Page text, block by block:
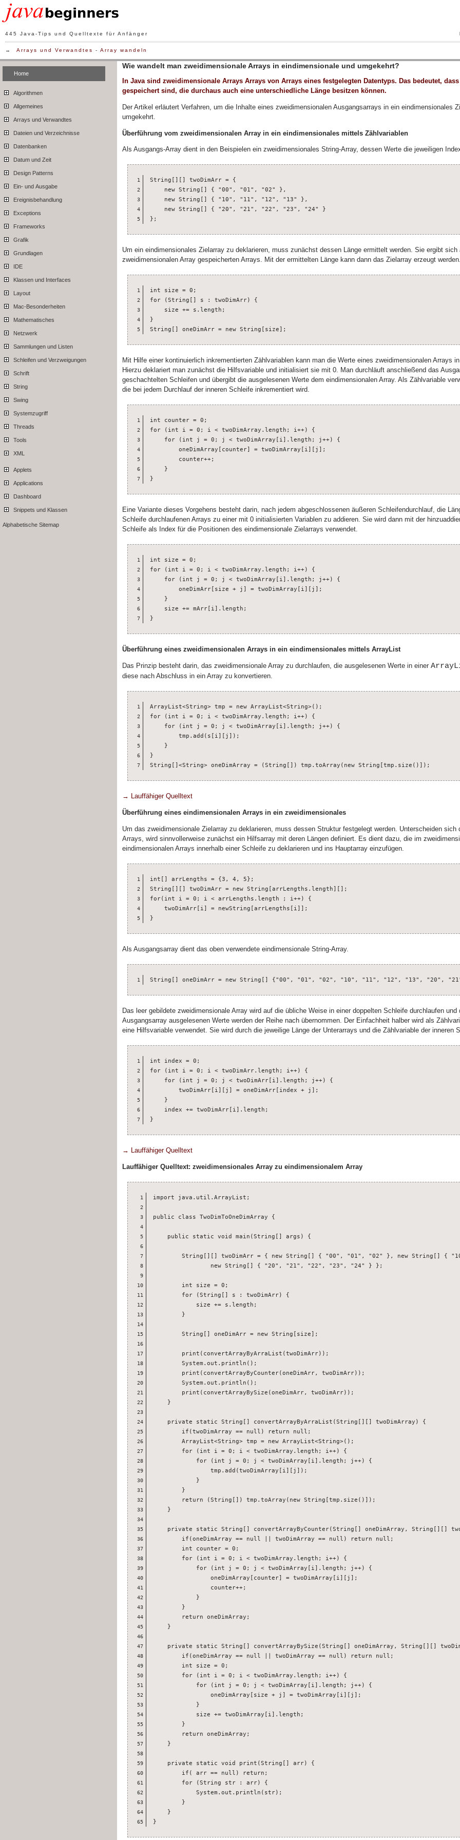
445 Java-Tips und Quelltexte für Anfänger
→ Arrays und Verwandtes - Array wandeln
Home
Algorithmen
Allgemeines
Arrays und Verwandtes
Dateien und Verzeichnisse
Datenbanken
Datum und Zeit
Design Patterns
Ein- und Ausgabe
Ereignisbehandlung
Exceptions
Frameworks
Grafik
Grundlagen
IDE
Klassen und Interfaces
Layout
Mac-Besonderheiten
Mathematisches
Netzwerk
Sammlungen und Listen
Schleifen und Verzweigungen
Schrift
String
Swing
Systemzugriff
Threads
Tools
XML
Applets
Applications
Dashboard
Snippets und Klassen
Alphabetische Sitemap
Wie wandelt man zweidimensionale Arrays in eindimensionale und umgekehrt?
In Java sind zweidimensionale Arrays Arrays von Arrays eines festgelegten Datentyps. Das bedeutet,
gespeichert sind, die durchaus auch eine unterschiedliche Länge besitzen können.
Der Artikel erläutert Verfahren, um die Inhalte eines zweidimensionalen Ausgangsarrays in ein eindimensionales
umgekehrt.
Überführung vom zweidimensionalen Array in ein eindimensionales mittels Zählvariablen
Als Ausgangs-Array dient in den Beispielen ein zweidimensionales String-Array, dessen Werte die jeweiligen
1
2
3
4
5
String[][] twoDimArr = {
    new String[] { "00", "01", "02" },
    new String[] { "10", "11", "12", "13" },
    new String[] { "20", "21", "22", "23", "24" }
};
Um ein eindimensionales Zielarray zu deklarieren, muss zunächst dessen Länge ermittelt werden. Sie ergibt
zweidimensionalen Array gespeicherten Arrays. Mit der ermittelten Länge kann dann das Zielarray erzeugt werden.
1
2
3
4
5
int size = 0;
for (String[] s : twoDimArr) {
    size += s.length;
}
String[] oneDimArr = new String[size];
Mit Hilfe einer kontinuierlich inkrementierten Zählvariablen kann man die Werte eines zweidimensionalen Arrays
Hierzu deklariert man zunächst die Hilfsvariable und initialisiert sie mit 0. Man durchläuft anschließend das
geschachtelten Schleifen und übergibt die ausgelesenen Werte dem eindimensionalen Array. Als Zählvariable
die bei jedem Durchlauf der inneren Schleife inkrementiert wird.
1
2
3
4
5
6
7
int counter = 0;
for (int i = 0; i < twoDimArray.length; i++) {
    for (int j = 0; j < twoDimArray[i].length; j++) {
        oneDimArray[counter] = twoDimArray[i][j];
        counter++;
    }
}
Eine Variante dieses Vorgehens besteht darin, nach jedem abgeschlossenen äußeren Schleifendurchlauf, die
Schleife durchlaufenen Arrays zu einer mit 0 initialisierten Variablen zu addieren. Sie wird dann mit der
Schleife als Index für die Positionen des eindimensionale Zielarrays verwendet.
1
2
3
4
5
6
7
int size = 0;
for (int i = 0; i < twoDimArray.length; i++) {
    for (int j = 0; j < twoDimArray[i].length; j++) {
        oneDimArr[size + j] = twoDimArray[i][j];
    }
    size += mArr[i].length;
}
Überführung eines zweidimensionalen Arrays in ein eindimensionales mittels ArrayList
Das Prinzip besteht darin, das zweidimensionale Array zu durchlaufen, die ausgelesenen Werte in einer
diese nach Abschluss in ein Array zu konvertieren.
1
2
3
4
5
6
7
ArrayList<String> tmp = new ArrayList<String>();
for (int i = 0; i < twoDimArray.length; i++) {
    for (int j = 0; j < twoDimArray[i].length; j++) {
        tmp.add(s[i][j]);
    }
}
String[]<String> oneDimArray = (String[]) tmp.toArray(new String[tmp.size()]);
→ Lauffähiger Quelltext
Überführung eines eindimensionalen Arrays in ein zweidimensionales
Um das zweidimensionale Zielarray zu deklarieren, muss dessen Struktur festgelegt werden. Unterscheiden sich
Arrays, wird sinnvollerweise zunächst ein Hilfsarray mit deren Längen definiert. Es dient dazu, die im
eindimensionalen Arrays innerhalb einer Schleife zu deklarieren und ins Hauptarray einzufügen.
1
2
3
4
5
int[] arrLengths = {3, 4, 5};
String[][] twoDimArr = new String[arrLengths.length][];
for(int i = 0; i < arrLengths.length ; i++) {
    twoDimArr[i] = newString[arrLengths[i]];
}
Als Ausgangsarray dient das oben verwendete eindimensionale String-Array.
1 String[] oneDimArr = new String[] {"00", "01", "02", "10", "11", "12", "13", "20",
Das leer gebildete zweidimensionale Array wird auf die übliche Weise in einer doppelten Schleife durchlaufen
Ausgangsarray ausgelesenen Werte werden der Reihe nach übernommen. Der Einfachheit halber wird als
eine Hilfsvariable verwendet. Sie wird durch die jeweilige Länge der Unterarrays und die Zählvariable der inneren
1
2
3
4
5
6
7
int index = 0;
for (int i = 0; i < twoDimArr.length; i++) {
    for (int j = 0; j < twoDimArr[i].length; j++) {
        twoDimArr[i][j] = oneDimArr[index + j];
    }
    index += twoDimArr[i].length;
}
→ Lauffähiger Quelltext
Lauffähiger Quelltext: zweidimensionales Array zu eindimensionalem Array
1
2
3
4
5
6
7
8
9
10
11
12
13
14
15
16
17
18
19
20
21
22
23
24
25
26
27
28
29
30
31
32
33
34
35
36
37
38
39
40
41
42
43
44
45
46
47
48
49
50
51
52
53
54
55
56
57
58
59
60
61
62
63
64
65
import java.util.ArrayList;
public class TwoDimToOneDimArray {
    public static void main(String[] args) {
String[][] twoDimArr = { new String[] { "00", "01", "02" }, new String[] {
                new String[] { "20", "21", "22", "23", "24" } };
        int size = 0;
        for (String[] s : twoDimArr) {
            size += s.length;
        }
        String[] oneDimArr = new String[size];
        print(convertArrayByArraList(twoDimArr));
        System.out.println();
        print(convertArrayByCounter(oneDimArr, twoDimArr));
        System.out.println();
        print(convertArrayBySize(oneDimArr, twoDimArr));
    }
    private static String[] convertArrayByArraList(String[][] twoDimArray) {
        if(twoDimArray == null) return null;
        ArrayList<String> tmp = new ArrayList<String>();
        for (int i = 0; i < twoDimArray.length; i++) {
            for (int j = 0; j < twoDimArray[i].length; j++) {
                tmp.add(twoDimArray[i][j]);
            }
        }
        return (String[]) tmp.toArray(new String[tmp.size()]);
    }
private static String[] convertArrayByCounter(String[] oneDimArray, String[][]
        if(oneDimArray == null || twoDimArray == null) return null;
        int counter = 0;
        for (int i = 0; i < twoDimArray.length; i++) {
            for (int j = 0; j < twoDimArray[i].length; j++) {
                oneDimArray[counter] = twoDimArray[i][j];
                counter++;
            }
        }
        return oneDimArray;
    }
private static String[] convertArrayBySize(String[] oneDimArray, String[][]
        if(oneDimArray == null || twoDimArray == null) return null;
        int size = 0;
        for (int i = 0; i < twoDimArray.length; i++) {
            for (int j = 0; j < twoDimArray[i].length; j++) {
                oneDimArray[size + j] = twoDimArray[i][j];
            }
            size += twoDimArray[i].length;
        }
        return oneDimArray;
    }
    private static void print(String[] arr) {
        if( arr == null) return;
        for (String str : arr) {
            System.out.println(str);
        }
    }
}